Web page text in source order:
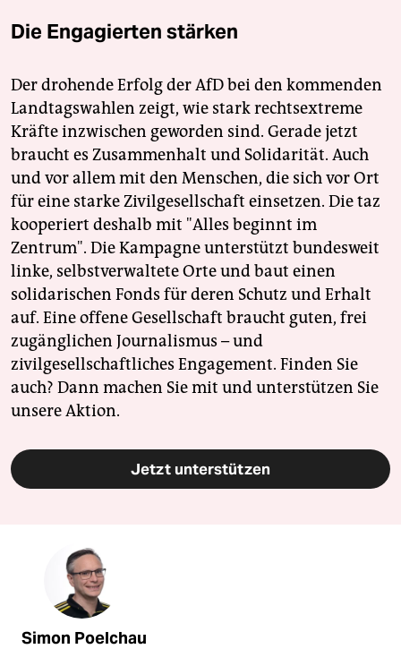
Die Engagierten stärken
Der drohende Erfolg der AfD bei den kommenden
Landtagswahlen zeigt, wie stark rechtsextreme
Kräfte inzwischen geworden sind. Gerade jetzt
braucht es Zusammenhalt und Solidarität. Auch
und vor allem mit den Menschen, die sich vor Ort
für eine starke Zivilgesellschaft einsetzen. Die taz
kooperiert deshalb mit "Alles beginnt im
Zentrum". Die Kampagne unterstützt bundesweit
linke, selbstverwaltete Orte und baut einen
solidarischen Fonds für deren Schutz und Erhalt
auf. Eine offene Gesellschaft braucht guten, frei
zugänglichen Journalismus – und
zivilgesellschaftliches Engagement. Finden Sie
auch? Dann machen Sie mit und unterstützen Sie
unsere Aktion.
Jetzt unterstützen
Simon Poelchau